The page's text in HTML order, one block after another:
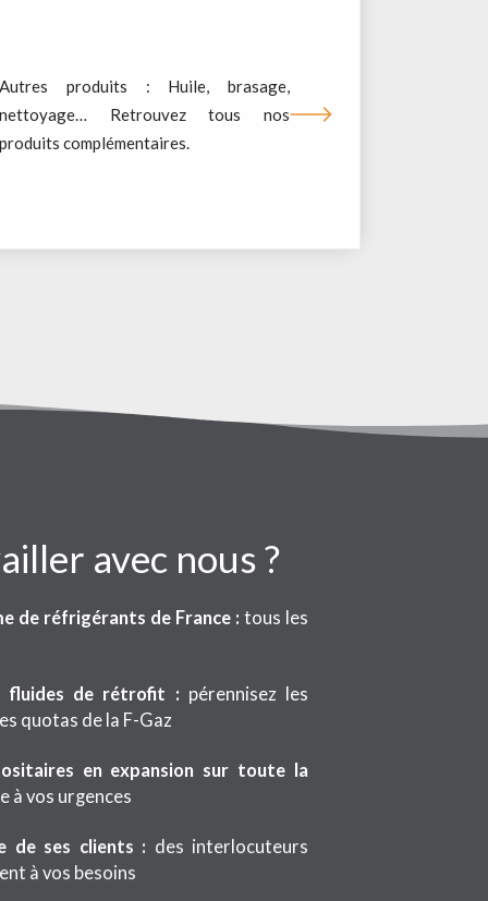
Autres produits : Huile, brasage,
nettoyage… Retrouvez tous nos
produits complémentaires.
avec nous ?
de réfrigérants de France : tous les
fluides de rétrofit : pérennisez les
quotas de la F-Gaz
en expansion sur toute la
à vos urgences
de ses clients : des interlocuteurs
à vos besoins